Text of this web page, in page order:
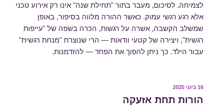
לצמיחה. לסיכום, מעבר בתור "תחילת שנה" אינו רק אירוע טכני
אלא רגע רגשי עמוק. כאשר ההורה מלווה בסיפור, באופן
שמשלב הקשבה, אשרה על רגשות, הכרה בשפה של "עייפות
רגשית", ויצירה של קטעי וודאות — הרי שנוצרת "מנחת רגשית"
עבור הילד. כך ניתן להפוך את הפחד — להזדמנות.
פורסם
16 ביוני 2025
הורות תחת אזעקה